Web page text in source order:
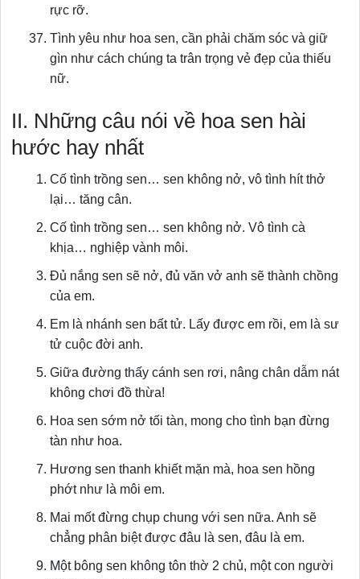
rực rỡ.
Tình yêu như hoa sen, cần phải chăm sóc và giữ
gìn như cách chúng ta trân trọng vẻ đẹp của thiếu
nữ.
II. Những câu nói về hoa sen hài
hước hay nhất
Cố tình trồng sen… sen không nở, vô tình hít thở
lại… tăng cân.
Cố tình trồng sen… sen không nở. Vô tình cà
khịa… nghiệp vành môi.
Đủ nắng sen sẽ nở, đủ văn vở anh sẽ thành chồng
của em.
Em là nhánh sen bất tử. Lấy được em rồi, em là sư
tử cuộc đời anh.
Giữa đường thấy cánh sen rơi, nâng chân dẫm nát
không chơi đồ thừa!
Hoa sen sớm nở tối tàn, mong cho tình bạn đừng
tàn như hoa.
Hương sen thanh khiết mặn mà, hoa sen hồng
phớt như là môi em.
Mai mốt đừng chụp chung với sen nữa. Anh sẽ
chẳng phân biệt được đâu là sen, đâu là em.
Một bông sen không tôn thờ 2 chủ, một con người